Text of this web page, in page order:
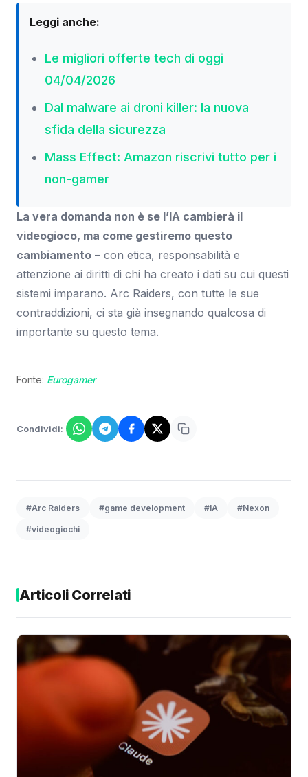
Leggi anche:
Le migliori offerte tech di oggi
04/04/2026
Dal malware ai droni killer: la nuova
sfida della sicurezza
Mass Effect: Amazon riscrivi tutto per i
non-gamer
La vera domanda non è se l’IA cambierà il
videogioco, ma come gestiremo questo
cambiamento – con etica, responsabilità e
attenzione ai diritti di chi ha creato i dati su cui questi
sistemi imparano. Arc Raiders, con tutte le sue
contraddizioni, ci sta già insegnando qualcosa di
importante su questo tema.
Fonte: Eurogamer
Condividi:
#Arc Raiders #game development #IA #Nexon
#videogiochi
Articoli Correlati